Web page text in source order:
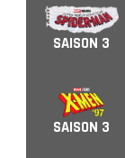
SAISON 3
SAISON 3